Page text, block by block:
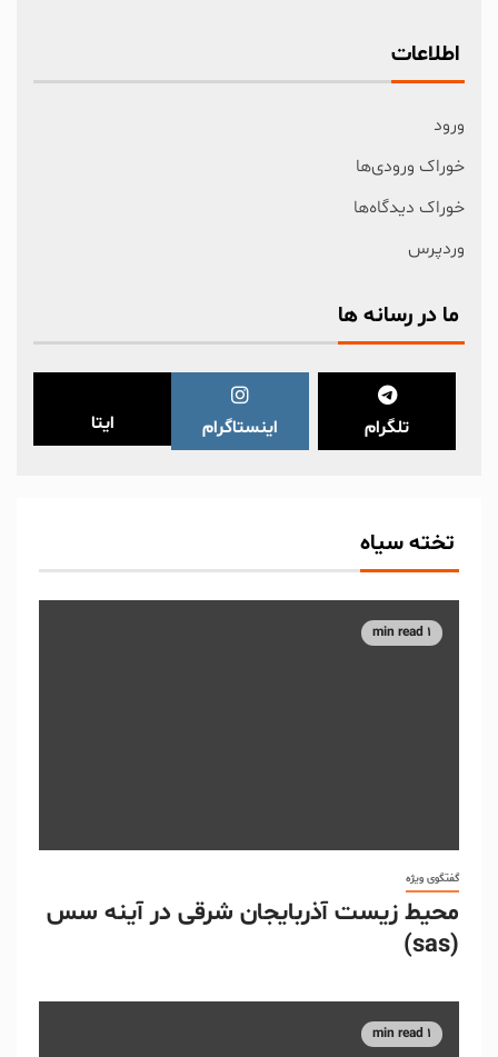
اطلاعات
ورود
خوراک ورودی‌ها
خوراک دیدگاه‌ها
وردپرس
ما در رسانه ها
تلگرام اینستاگرام ایتا
تخته سیاه
1 min read
گفتگوی ویژه
محیط زیست آذربایجان شرقی در آینه سس
(sas)
1 min read